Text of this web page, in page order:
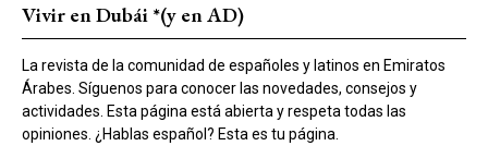
Vivir en Dubái *(y en AD)
La revista de la comunidad de españoles y latinos en Emiratos
Árabes. Síguenos para conocer las novedades, consejos y
actividades. Esta página está abierta y respeta todas las
opiniones. ¿Hablas español? Esta es tu página.